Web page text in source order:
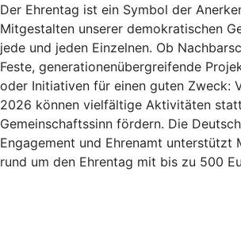
Der Ehrentag ist ein Symbol der
Mitgestalten unserer demokratischen
jede und jeden Einzelnen. Ob
Feste, generationenübergreifende
oder Initiativen für einen guten Zweck:
2026 können vielfältige Aktivitäten
Gemeinschaftssinn fördern. Die
Engagement und Ehrenamt unterstützt
rund um den Ehrentag mit bis zu 500